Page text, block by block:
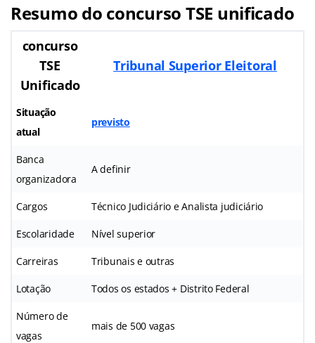
Resumo do concurso TSE unificado
concurso
TSE
Unificado
Tribunal Superior Eleitoral
Situação
atual
previsto
Banca
organizadora
A definir
Cargos Técnico Judiciário e Analista judiciário
Escolaridade Nível superior
Carreiras Tribunais e outras
Lotação Todos os estados + Distrito Federal
Número de
vagas
mais de 500 vagas